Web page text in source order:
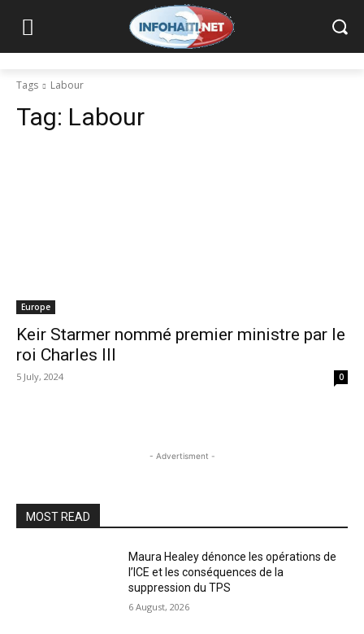
Tags Labour
Tag: Labour
Europe
Keir Starmer nommé premier ministre par le
roi Charles III
5 July, 2024 0
- Advertisment -
MOST READ
Maura Healey dénonce les opérations de
l’ICE et les conséquences de la
suppression du TPS
6 August, 2026